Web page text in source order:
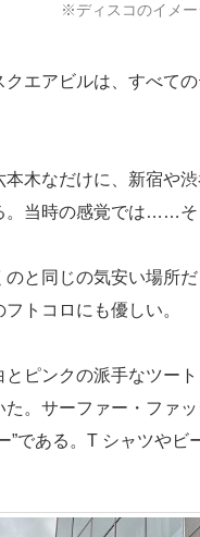
※ディスコのイメー
エアビルは、すべて
木なだけに、新宿や
。当時の感覚では……そ
と同じの気安い場所
トコロにも優しい。
ピンクの派手なツー
。サーファー・ファ
”である。T シャツや